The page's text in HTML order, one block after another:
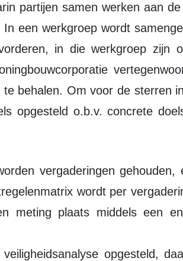
In een werkgroep wordt
in die werkgroep zijn
behalen. Om voor de sterren
opgesteld o.b.v. concrete
wordt per
meting plaats middels een
opgesteld,